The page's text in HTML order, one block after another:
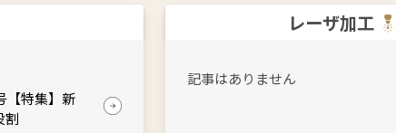
【特集】新
割
レーザ加工
記事はありません